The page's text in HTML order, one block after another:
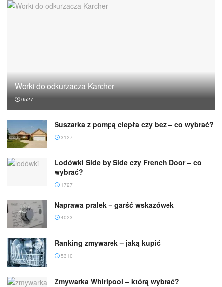
Worki do odkurzacza Karcher
0527
Suszarka z pompą ciepła czy bez – co wybrać?
3127
Lodówki Side by Side czy French Door – co
wybrać?
1727
Naprawa pralek – garść wskazówek
4023
Ranking zmywarek – jaką kupić
5310
Zmywarka Whirlpool – którą wybrać?